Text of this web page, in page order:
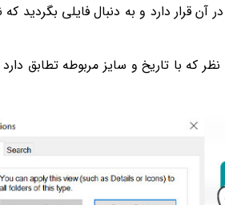
قرار دارد و به دنبال فایلی بگردید
که با تاریخ و سایز مربوطه تطابق